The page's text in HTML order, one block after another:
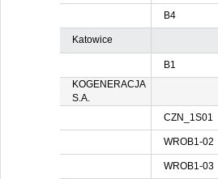
B4
Katowice
B1
KOGENERACJA
S.A.
CZN_1S01
WROB1-02
WROB1-03